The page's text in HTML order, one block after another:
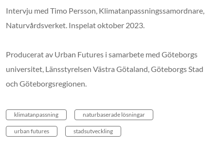
Intervju med Timo Persson, Klimatanpassningssamordnare,
Naturvårdsverket. Inspelat oktober 2023.
Producerat av Urban Futures i samarbete med Göteborgs
universitet, Länsstyrelsen Västra Götaland, Göteborgs Stad
och Göteborgsregionen.
klimatanpassning naturbaserade lösningar
urban futures stadsutveckling